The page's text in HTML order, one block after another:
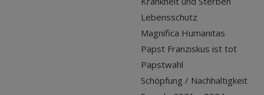
Lebensschutz
Magnifica Humanitas
Papst Franziskus ist tot
Papstwahl
Schöpfung / Nachhaltigkeit